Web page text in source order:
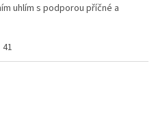
uhlím s podporou příčné a
41